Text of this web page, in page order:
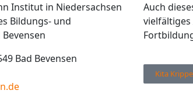
Institut in Niedersachsen
Bildungs- und
Bad Bevensen
Auch
vielfältiges
Kita